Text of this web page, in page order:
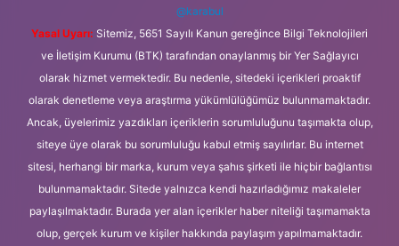
@karabul
Yasal Uyarı: Sitemiz, 5651 Sayılı Kanun gereğince Bilgi Teknolojileri
ve İletişim Kurumu (BTK) tarafından onaylanmış bir Yer Sağlayıcı
olarak hizmet vermektedir. Bu nedenle, sitedeki içerikleri proaktif
olarak denetleme veya araştırma yükümlülüğümüz bulunmamaktadır.
Ancak, üyelerimiz yazdıkları içeriklerin sorumluluğunu taşımakta olup,
siteye üye olarak bu sorumluluğu kabul etmiş sayılırlar. Bu internet
sitesi, herhangi bir marka, kurum veya şahıs şirketi ile hiçbir bağlantısı
bulunmamaktadır. Sitede yalnızca kendi hazırladığımız makaleler
paylaşılmaktadır. Burada yer alan içerikler haber niteliği taşımamakta
olup, gerçek kurum ve kişiler hakkında paylaşım yapılmamaktadır.